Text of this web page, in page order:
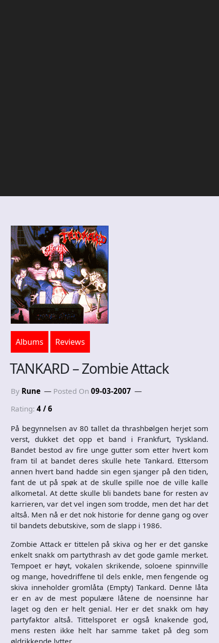
Albums Reviews
TANKARD – Zombie Attack
By Rune Posted On 09-03-2007
Rating: 4 / 6
På begynnelsen av 80 tallet da thrashbølgen herjet som
verst, dukket det opp et band i Frankfurt, Tyskland.
Bandet bestod av fire unge gutter som etter hvert kom
fram til at bandet deres skulle hete Tankard. Ettersom
annen hvert band hadde sin egen sjanger på den tiden,
fant de ut på spøk at de skulle spille noe de ville kalle
alkometal. At dette skulle bli bandets bane for resten av
karrieren, var det vel ingen som trodde, men det har det
altså. Men nå er det nok historie for denne gang og over
til bandets debutskive, som de slapp i 1986.
Zombie Attack er tittelen på skiva og her er det ganske
enkelt snakk om partythrash av det gode gamle merket.
Tempoet er høyt, vokalen skrikende, soloene spinnville
og mange, hovedriffene til dels enkle, men fengende og
skiva inneholder gromlåta (Empty) Tankard. Denne låta
er en av de mest populære låtene de noensinne har
laget og den er helt genial. Her er det snakk om høy
partyfaktor altså. Tittelsporet er også knakende god,
mens resten ikke helt har samme taket på deg som
øldrikkende lytter.